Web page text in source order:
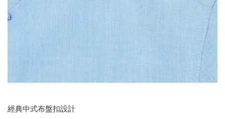
經典中式布盤扣設計